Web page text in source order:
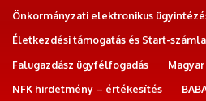
Önkormányzati elektronikus
Életkezdési támogatás és Start-számla
Falugazdász ügyfélfogadás
NFK hirdetmény – értékesítés